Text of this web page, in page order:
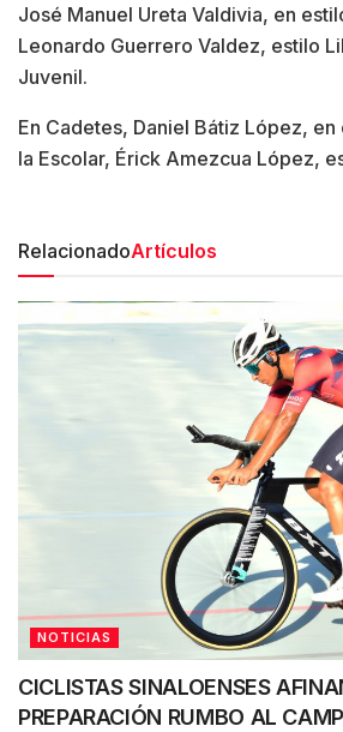
José Manuel Ureta Valdivia, en
Leonardo Guerrero Valdez, estilo
Juvenil.
En Cadetes, Daniel Bátiz López,
la Escolar, Érick Amezcua López,
RelacionadoArtículos
NOTICIAS
CICLISTAS SINALOENSES
PREPARACIÓN RUMBO AL